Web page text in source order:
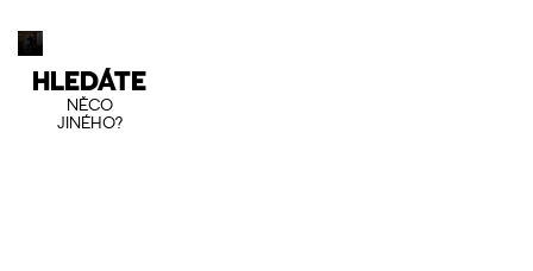
HLEDÁTE
NĚCO
JINÉHO?